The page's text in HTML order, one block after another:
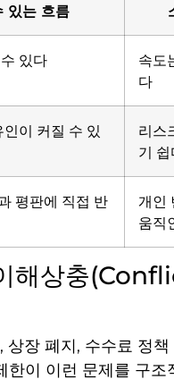
있는 흐름
있다
속도
다
이 커질 수 있
리스
기 쉽
평판에 직접 반
개인
움직
해상충
장 폐지, 수수료 정
이 이런 문제를 구조